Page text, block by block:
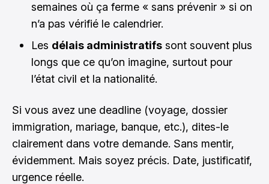
semaines où ça ferme « sans prévenir » si on
n’a pas vérifié le calendrier.
Les délais administratifs sont souvent plus
longs que ce qu’on imagine, surtout pour
l’état civil et la nationalité.
Si vous avez une deadline (voyage, dossier
immigration, mariage, banque, etc.), dites-le
clairement dans votre demande. Sans mentir,
évidemment. Mais soyez précis. Date, justificatif,
urgence réelle.